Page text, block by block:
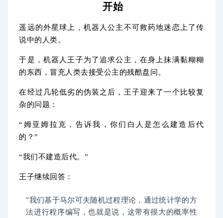
开始
遥远的外星球上，机器人公主不可救药地迷恋上了传
说中的人类。
于是，机器人王子为了追求公主，在身上抹满黏糊糊
的东西，冒充人类去接受公主的残酷盘问。
在经过几轮低劣的伪装之后，王子迎来了一个比较复
杂的问题：
“ 姆亚姆拉克，告诉我，你们白人是怎么建造后代
的？”
“我们不建造后代。 ”
王子继续回答：
“我们基于马尔可夫随机过程理论，通过统计学的方
法进行程序编写，也就是说，这带有很大的概率性